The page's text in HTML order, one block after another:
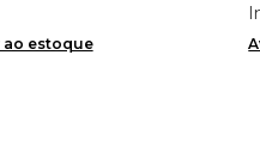
ao estoque